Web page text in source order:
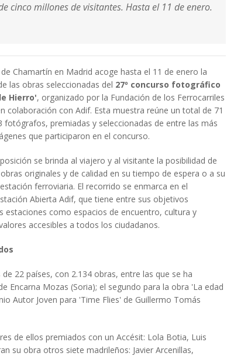
cinco millones de visitantes. Hasta el 11 de enero.
Chamartín en Madrid acoge hasta el 11 de enero la
las obras seleccionadas del 27º concurso fotográfico
Hierro', organizado por la Fundación de los Ferrocarriles
colaboración con Adif. Esta muestra reúne un total de 71
fotógrafos, premiadas y seleccionadas de entre las más
que participaron en el concurso.
se brinda al viajero y al visitante la posibilidad de
originales y de calidad en su tiempo de espera o a su
ferroviaria. El recorrido se enmarca en el
Abierta Adif, que tiene entre sus objetivos
estaciones como espacios de encuentro, cultura y
accesibles a todos los ciudadanos.
22 países, con 2.134 obras, entre las que se ha
Mozas (Soria); el segundo para la obra 'La edad
Autor Joven para 'Time Flies' de Guillermo Tomás
de ellos premiados con un Accésit: Lola Botia, Luis
su obra otros siete madrileños: Javier Arcenillas,